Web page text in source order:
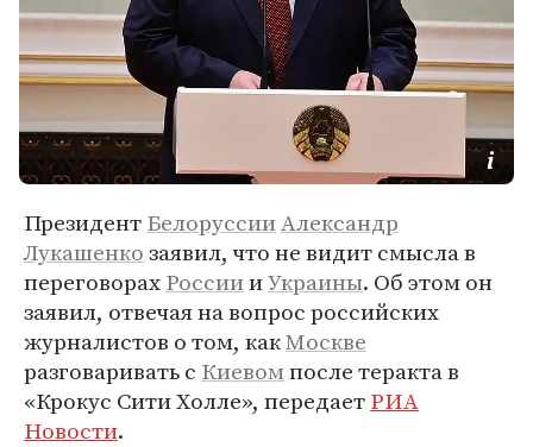
ПрезидентБелоруссииАлександр
Лукашенкозаявил, что не видит смысла в
переговорахРоссиииУкраины. Об этом он
заявил, отвечая на вопрос российских
журналистов о том, какМоскве
разговаривать с Киевомпосле теракта в
«Крокус Сити Холле», передаетРИА
Новости.